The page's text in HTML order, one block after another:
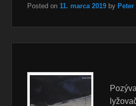
Posted on 11. marca 2019 by Peter